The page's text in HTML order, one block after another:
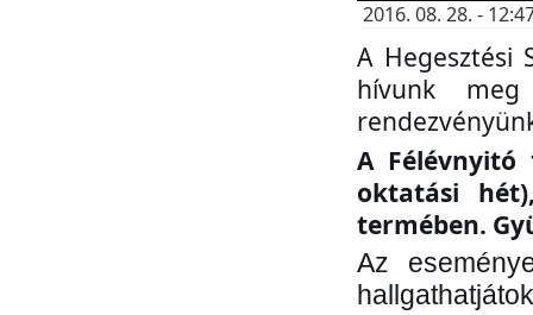
2016. 08. 28. -
A Hegesztési
hívunk
A Félévnyitó
oktatási
termében.
Az